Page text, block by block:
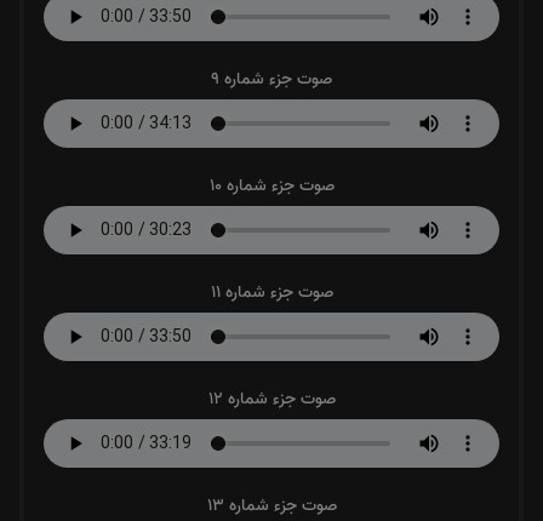
صوت جزء شماره 9
صوت جزء شماره 10
صوت جزء شماره 11
صوت جزء شماره 12
صوت جزء شماره 13